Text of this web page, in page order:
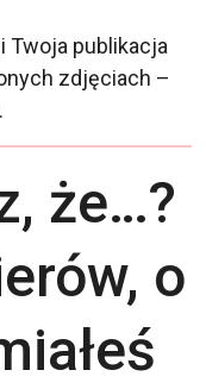
Twoja publikacja
zdjęciach –
.
że…?
o